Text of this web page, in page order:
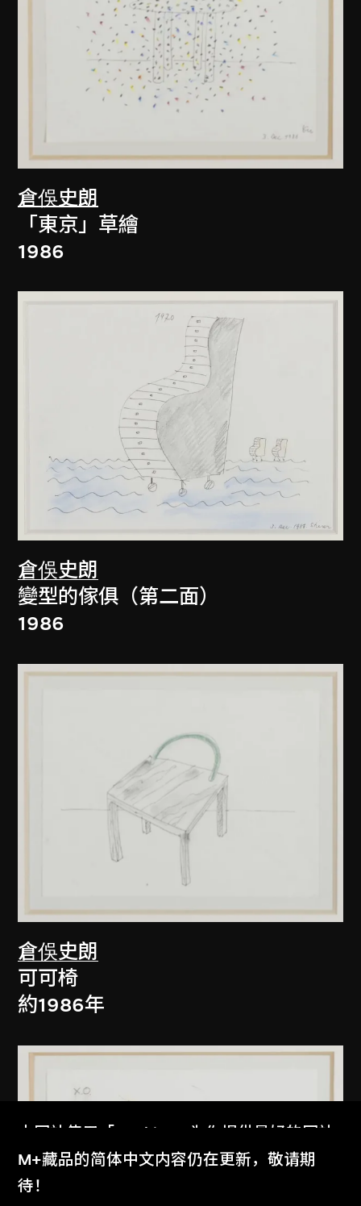
倉俁史朗
「東京」草繪
1986
倉俁史朗
變型的傢俱（第二面）
1986
倉俁史朗
可可椅
約1986年
本网站使用「Cookies」为你提供最好的网站
体验。
了解更多
M+藏品的简体中文内容仍在更新，敬请期
待！